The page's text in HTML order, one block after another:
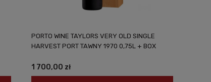
PORTO WINE TAYLORS VERY OLD SINGLE
HARVEST PORT TAWNY 1970 0,75L + BOX
1 700,00 zł